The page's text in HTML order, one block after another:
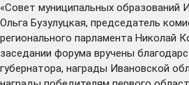
«Совет муниципальных образований
Ольга Бузулуцкая, председатель
регионального парламента Николай
заседании форума вручены
губернатора, награды Ивановской